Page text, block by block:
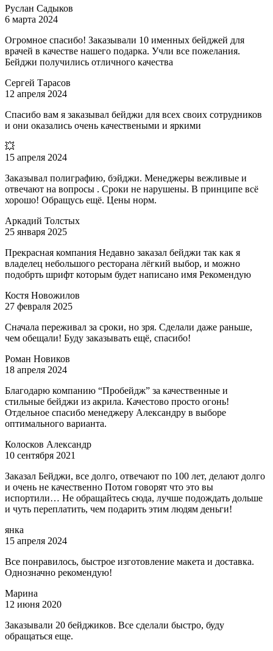
Руслан Садыков
6 марта 2024
Огромное спасибо! Заказывали 10 именных бейджей для
врачей в качестве нашего подарка. Учли все пожелания.
Бейджи получились отличного качества
Сергей Тарасов
12 апреля 2024
Спасибо вам я заказывал бейджи для всех своих сотрудников
и они оказались очень качествеными и яркими
💥
15 апреля 2024
Заказывал полиграфию, бэйджи. Менеджеры вежливые и
отвечают на вопросы . Сроки не нарушены. В принципе всё
хорошо! Обращусь ещё. Цены норм.
Аркадий Толстых
25 января 2025
Прекрасная компания Недавно заказал бейджи так как я
владелец небольшого ресторана лёгкий выбор, и можно
подобрть шрифт которым будет написано имя Рекомендую
Костя Новожилов
27 февраля 2025
Сначала переживал за сроки, но зря. Сделали даже раньше,
чем обещали! Буду заказывать ещё, спасибо!
Роман Новиков
18 апреля 2024
Благодарю компанию “Пробейдж” за качественные и
стильные бейджи из акрила. Качестово просто огонь!
Отдельное спасибо менеджеру Александру в выборе
оптимального варианта.
Колосков Александр
10 сентября 2021
Заказал Бейджи, все долго, отвечают по 100 лет, делают долго
и очень не качественно Потом говорят что это вы
испортили… Не обращайтесь сюда, лучше подождать дольше
и чуть переплатить, чем подарить этим людям деньги!
янка
15 апреля 2024
Все понравилось, быстрое изготовление макета и доставка.
Однозначно рекомендую!
Марина
12 июня 2020
Заказывали 20 бейджиков. Все сделали быстро, буду
обращаться еще.